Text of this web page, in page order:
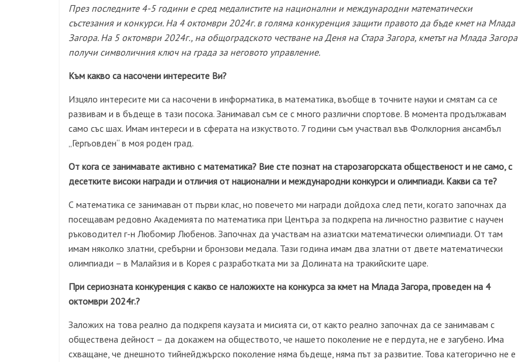
През последните 4-5 години е сред медалистите на национални и международни математически
състезания и конкурси. На 4 октомври 2024г. в голяма конкуренция защити правото да бъде кмет на Млада
Загора. На 5 октомври 2024г., на общоградското честване на Деня на Стара Загора, кметът на Млада Загора
получи символичния ключ на града за неговото управление.
Към какво са насочени интересите Ви?
Изцяло интересите ми са насочени в информатика, в математика, въобще в точните науки и смятам са се
развивам и в бъдеще в тази посока. Занимавал съм се с много различни спортове. В момента продължавам
само със шах. Имам интереси и в сферата на изкуството. 7 години съм участвал във Фолклорния ансамбъл
„Гергьовден“ в моя роден град.
От кога се занимавате активно с математика? Вие сте познат на старозагорската общественост и не само, с
десетките високи награди и отличия от национални и международни конкурси и олимпиади. Какви са те?
С математика се занимаван от първи клас, но повечето ми награди дойдоха след пети, когато започнах да
посещавам редовно Академията по математика при Центъра за подкрепа на личностно развитие с научен
ръководител г-н Любомир Любенов. Започнах да участвам на азиатски математически олимпиади. От там
имам няколко златни, сребърни и бронзови медала. Тази година имам два златни от двете математически
олимпиади – в Малайзия и в Корея с разработката ми за Долината на тракийските царе.
При сериозната конкуренция с какво се наложихте на конкурса за кмет на Млада Загора, проведен на 4
октомври 2024г.?
Заложих на това реално да подкрепя каузата и мисията си, от както реално започнах да се занимавам с
обществена дейност – да докажем на обществото, че нашето поколение не е пердута, не е загубено. Има
схващане, че днешното тийнейджърско поколение няма бъдеще, няма път за развитие. Това категорично не е